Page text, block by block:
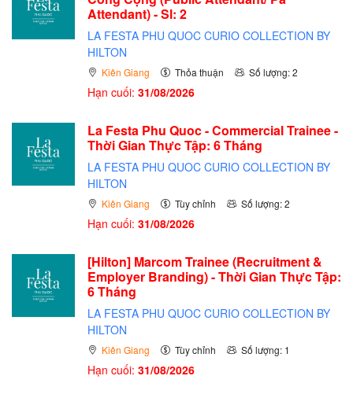
Attendant) - Sl: 2
LA FESTA PHU QUOC CURIO COLLECTION BY
HILTON
Kiên Giang Thỏa thuận Số lượng: 2
Hạn cuối: 31/08/2026
La Festa Phu Quoc - Commercial Trainee -
Thời Gian Thực Tập: 6 Tháng
LA FESTA PHU QUOC CURIO COLLECTION BY
HILTON
Kiên Giang Tùy chỉnh Số lượng: 2
Hạn cuối: 31/08/2026
[Hilton] Marcom Trainee (Recruitment &
Employer Branding) - Thời Gian Thực Tập:
6 Tháng
LA FESTA PHU QUOC CURIO COLLECTION BY
HILTON
Kiên Giang Tùy chỉnh Số lượng: 1
Hạn cuối: 31/08/2026